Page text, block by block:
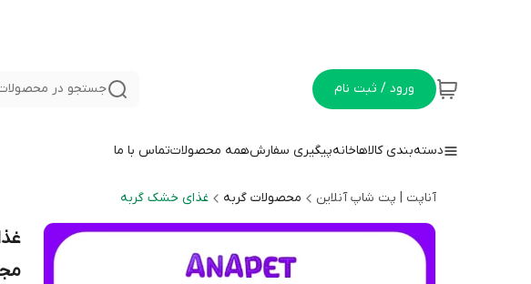
ورود / ثبت نام جستجو در
دسته‌بندی کالاهاخانهپیگیری سفارشهمه محصولاتتماس با ما
آناپت | پت شاپ آنلاین محصولات گربه غذای خشک گربه